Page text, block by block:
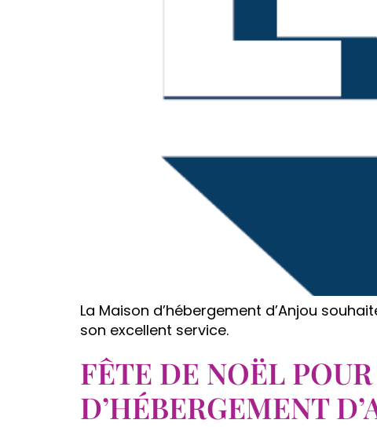
La Maison d’hébergement d’Anjou
son excellent service.
FÊTE DE NOËL
D’HÉBERGEMENT